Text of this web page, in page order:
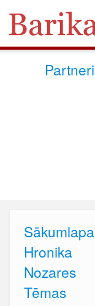
Partneri
Sākumlapa
Hronika
Nozares
Tēmas